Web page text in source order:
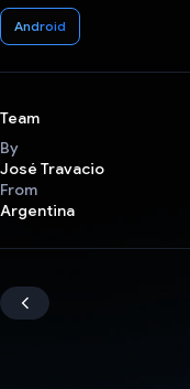
Android
Team
By
José Travacio
From
Argentina